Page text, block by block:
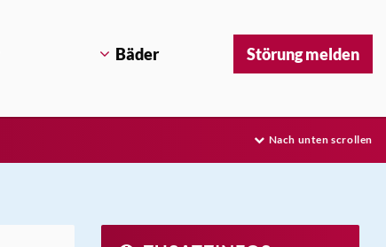
Bäder Störung melden
Nach unten scrollen